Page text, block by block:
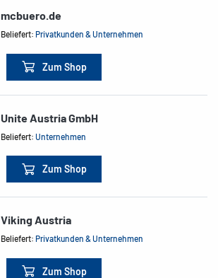
mcbuero.de
Beliefert:Privatkunden & Unternehmen
Zum Shop
Unite Austria GmbH
Beliefert:Unternehmen
Zum Shop
Viking Austria
Beliefert:Privatkunden & Unternehmen
Zum Shop